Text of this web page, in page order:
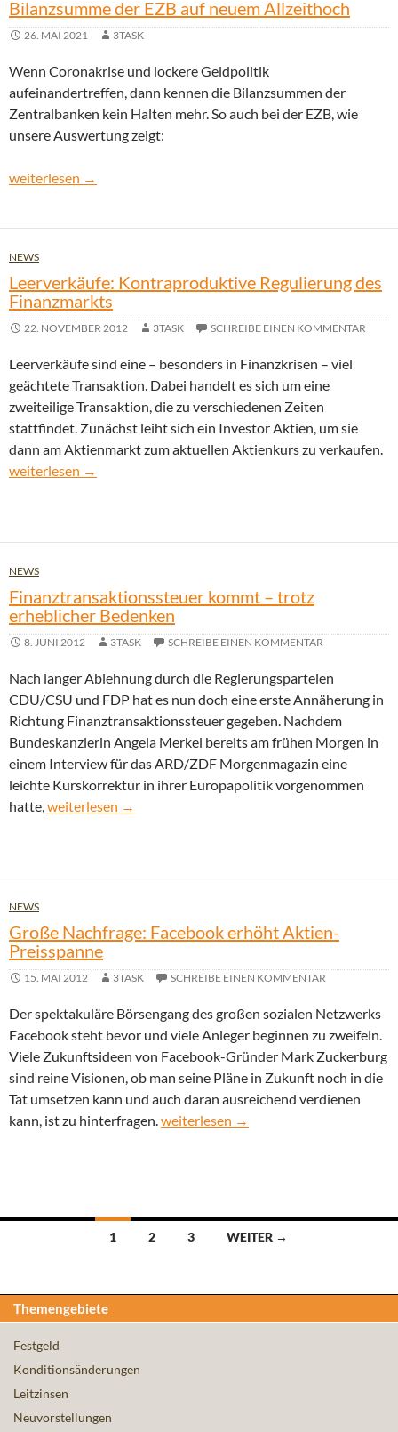
Bilanzsumme der EZB auf neuem Allzeithoch
26. MAI 2021 3TASK
Wenn Coronakrise und lockere Geldpolitik
aufeinandertreffen, dann kennen die Bilanzsummen der
Zentralbanken kein Halten mehr. So auch bei der EZB, wie
unsere Auswertung zeigt:
Bilanzsumme der EZB auf neuem Allzeithoch
weiterlesen →
NEWS
Leerverkäufe: Kontraproduktive Regulierung des
Finanzmarkts
22. NOVEMBER 2012 3TASK SCHREIBE EINEN KOMMENTAR
Leerverkäufe sind eine – besonders in Finanzkrisen – viel
geächtete Transaktion. Dabei handelt es sich um eine
zweiteilige Transaktion, die zu verschiedenen Zeiten
stattfindet. Zunächst leiht sich ein Investor Aktien, um sie
dann am Aktienmarkt zum aktuellen Aktienkurs zu verkaufen.
Leerverkäufe: Kontraproduktive Regulierung des Finanzmarkts
weiterlesen →
NEWS
Finanztransaktionssteuer kommt – trotz
erheblicher Bedenken
8. JUNI 2012 3TASK SCHREIBE EINEN KOMMENTAR
Nach langer Ablehnung durch die Regierungsparteien
CDU/CSU und FDP hat es nun doch eine erste Annäherung in
Richtung Finanztransaktionssteuer gegeben. Nachdem
Bundeskanzlerin Angela Merkel bereits am frühen Morgen in
einem Interview für das ARD/ZDF Morgenmagazin eine
leichte Kurskorrektur in ihrer Europapolitik vorgenommen
hatte,Finanztransaktionssteuer kommt – trotz erheblicher
weiterlesen →
NEWS
Große Nachfrage: Facebook erhöht Aktien-
Preisspanne
15. MAI 2012 3TASK SCHREIBE EINEN KOMMENTAR
Der spektakuläre Börsengang des großen sozialen Netzwerks
Facebook steht bevor und viele Anleger beginnen zu zweifeln.
Viele Zukunftsideen von Facebook-Gründer Mark Zuckerburg
sind reine Visionen, ob man seine Pläne in Zukunft noch in die
Tat umsetzen kann und auch daran ausreichend verdienen
kann, ist zu hinterfragen.Große Nachfrage: Facebook erhöht
weiterlesen →
Beitragsnavigation
1 2 3 WEITER →
Themengebiete
Festgeld
Konditionsänderungen
Leitzinsen
Neuvorstellungen